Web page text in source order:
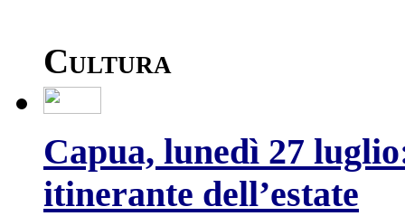
Cultura
Capua, lunedì 27
itinerante dell’estate